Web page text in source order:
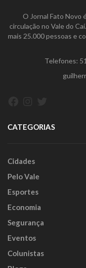
O Jornal Fato Novo
circulação no Vale do
mais 25.000 pessoas e
Telefones:
CATEGORIAS
Cidades
Pelo Vale
Esportes
Economia
Segurança
Eventos
Colunistas